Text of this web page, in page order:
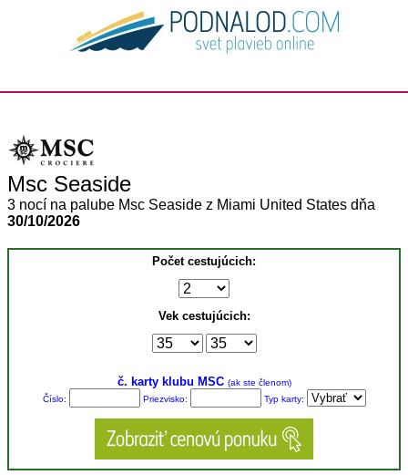
Msc Seaside
3 nocí na palube Msc Seaside z Miami United States dňa
30/10/2026
Počet cestujúcich:
Vek cestujúcich:
č. karty klubu MSC (ak ste členom)
Číslo:
Priezvisko: Typ karty: